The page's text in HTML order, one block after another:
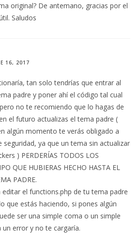
original? De antemano, gracias por el
Saludos
16, 2017
tan solo tendrías que entrar al
padre y poner ahí el código tal cual
no te recomiendo que lo hagas de
el futuro actualizas el tema padre (
algún momento te verás obligado a
ya que un tema sin actualizar
) PERDERÍAS TODOS LOS
QUE HUBIERAS HECHO HASTA EL
PADRE.
el functions.php de tu tema padre
que estás haciendo, si pones algún
ser una simple coma o un simple
error y no te cargaría.